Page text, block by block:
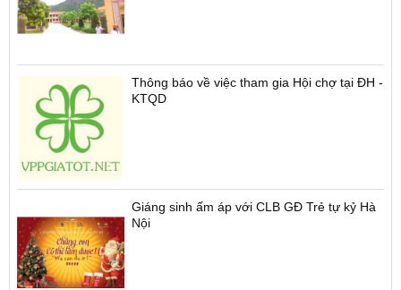
Thông báo về việc tham gia Hội chợ tại ĐH -
KTQD
Giáng sinh ấm áp với CLB GĐ Trẻ tự kỷ Hà
Nội